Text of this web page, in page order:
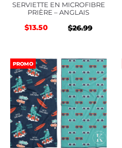
SERVIETTE EN MICROFIBRE
PRIÈRE – ANGLAIS
Le
initial
était :
$26.99.
$26.99
actuel
est :
$26.99.
$13.50
PROMO